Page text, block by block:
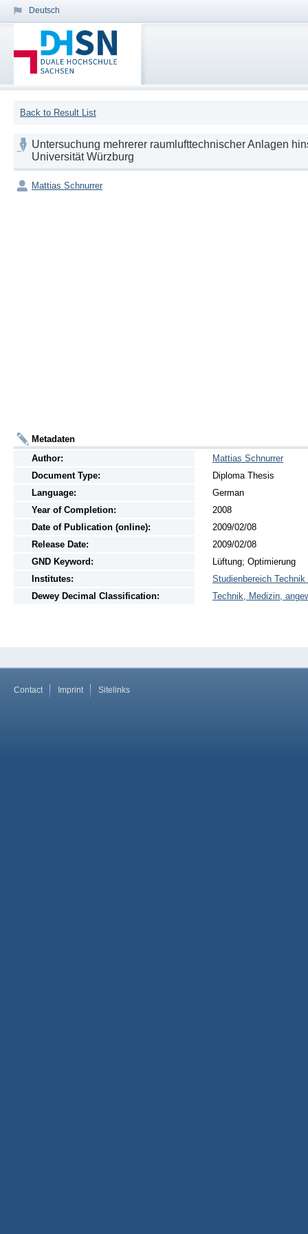
Deutsch
Back to Result List
Untersuchung mehrerer raumlufttechnischer Anlagen
Universität Würzburg
Mattias Schnurrer
Metadaten
Author:
Mattias Schnurrer
Document Type:
Diploma Thesis
Language:
German
Year of Completion:
2008
Date of Publication (online):
2009/02/08
Release Date:
2009/02/08
GND Keyword:
Lüftung; Optimierung
Institutes:
Studienbereich
Dewey Decimal Classification:
Technik, Medizin,
Contact Imprint Sitelinks